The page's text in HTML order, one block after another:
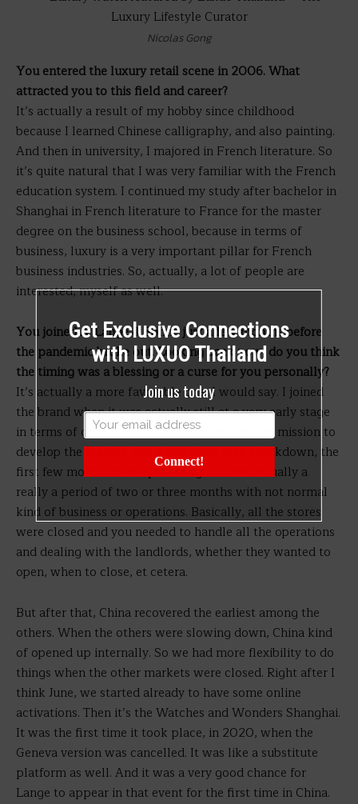
Nicolas Gong
You entered the luxury retail scene in 2006. What
attracted you to this field and career?
It’s actually a result of my hobby since childhood
because I learned Chinese calligraphy, and also painting.
And then in university, I majored in French literature. So
it’s quite natural that I was very familiar with the French
education system. I continued my study after bachelor in
Shanghai in French literature to France for the master
degree on the business school, because in terms of
business, luxury is a very important pillar for French
business industries. So, actually, a lot of people are
interested, myself as well.
You joined A. Lange & Söhne just a few months before
the pandemic broke out. Looking back now, do you think
the timing was a blessing or a curse for you personally?
It’s actually a more favorable one, I would say. I joined
the brand when it was actually still at a very early stage
in terms of development in China. We had the mission to
develop the market, but when there was a lockdown, the
first few months were quite tough. It was actually a
really a period of two or three months with not normal
kind of business or operations. Basically, all the stores
were closed and you needed to handle all the operations
and dealing with the landlords, whether they wanted to
open, when to close, et cetera.
But after that, China recovered the earliest among the
others. When the others were slowing down, China kind
of opened up internally. So we had more flexibility to do
things when the other markets were closed. Right after I
think June, we started already to have some online
activations. Then it’s the Watches and Wonders Shanghai.
It was the first time it took place, in 2020, when the
Geneva version was cancelled. It was like a substitute
platform as well. And it was a very good chance for
Lange to appear in that event for the first time in China.
Get Exclusive Connections
with LUXUO Thailand
Join us today
Connect!